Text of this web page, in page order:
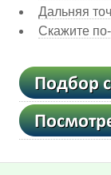
Дальняя
Скажите